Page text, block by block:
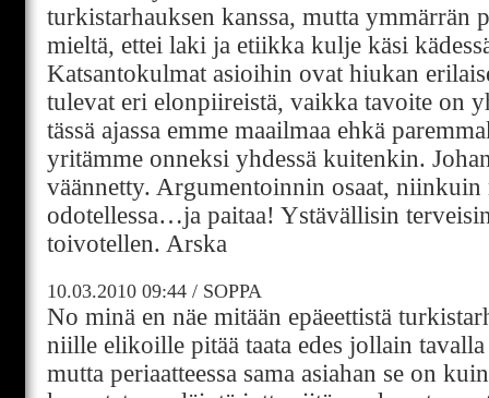
turkistarhauksen kanssa, mutta ymmärrän
mieltä, ettei laki ja etiikka kulje käsi
Katsantokulmat asioihin ovat hiukan
tulevat eri elonpiireistä, vaikka tavoite on
tässä ajassa emme maailmaa ehkä
yritämme onneksi yhdessä kuitenkin.
väännetty. Argumentoinnin osaat,
odotellessa…ja paitaa! Ystävällisin
toivotellen. Arska
10.03.2010 09:44 / SOPPA
No minä en näe mitään epäeettistä
niille elikoille pitää taata edes jollain
mutta periaatteessa sama asiahan se on